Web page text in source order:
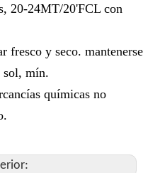
20-24MT/20'FCL con
fresco y seco. mantenerse
sol, mín.
químicas no